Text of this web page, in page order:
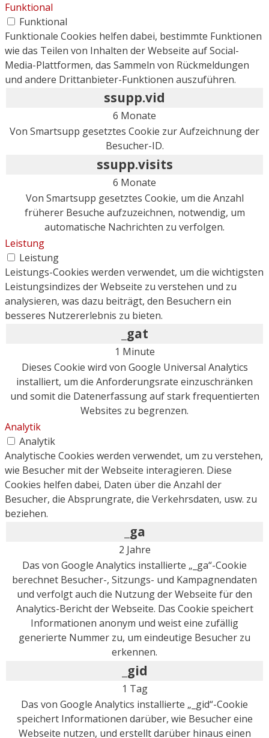
Funktional
Funktional
Funktionale Cookies helfen dabei, bestimmte Funktionen
wie das Teilen von Inhalten der Webseite auf Social-
Media-Plattformen, das Sammeln von Rückmeldungen
und andere Drittanbieter-Funktionen auszuführen.
ssupp.vid
6 Monate
Von Smartsupp gesetztes Cookie zur Aufzeichnung der
Besucher-ID.
ssupp.visits
6 Monate
Von Smartsupp gesetztes Cookie, um die Anzahl
früherer Besuche aufzuzeichnen, notwendig, um
automatische Nachrichten zu verfolgen.
Leistung
Leistung
Leistungs-Cookies werden verwendet, um die wichtigsten
Leistungsindizes der Webseite zu verstehen und zu
analysieren, was dazu beiträgt, den Besuchern ein
besseres Nutzererlebnis zu bieten.
_gat
1 Minute
Dieses Cookie wird von Google Universal Analytics
installiert, um die Anforderungsrate einzuschränken
und somit die Datenerfassung auf stark frequentierten
Websites zu begrenzen.
Analytik
Analytik
Analytische Cookies werden verwendet, um zu verstehen,
wie Besucher mit der Webseite interagieren. Diese
Cookies helfen dabei, Daten über die Anzahl der
Besucher, die Absprungrate, die Verkehrsdaten, usw. zu
beziehen.
_ga
2 Jahre
Das von Google Analytics installierte „_ga“-Cookie
berechnet Besucher-, Sitzungs- und Kampagnendaten
und verfolgt auch die Nutzung der Webseite für den
Analytics-Bericht der Webseite. Das Cookie speichert
Informationen anonym und weist eine zufällig
generierte Nummer zu, um eindeutige Besucher zu
erkennen.
_gid
1 Tag
Das von Google Analytics installierte „_gid“-Cookie
speichert Informationen darüber, wie Besucher eine
Webseite nutzen, und erstellt darüber hinaus einen